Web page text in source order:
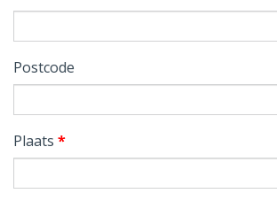
Postcode
Plaats *